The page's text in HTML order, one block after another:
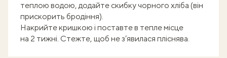
теплою водою, додайте скибку чорного хліба (він
прискорить бродіння).
Накрийте кришкою і поставте в тепле місце
на 2 тижні. Стежте, щоб не з’явилася пліснява.